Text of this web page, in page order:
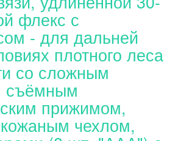
флекс с
- для дальней
плотного леса
со сложным
съёмным
прижимом,
чехлом,